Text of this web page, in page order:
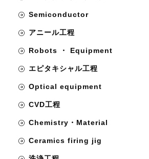
Semiconductor
アニール工程
Robots ・ Equipment
エピタキシャル工程
Optical equipment
CVD工程
Chemistry・Material
Ceramics firing jig